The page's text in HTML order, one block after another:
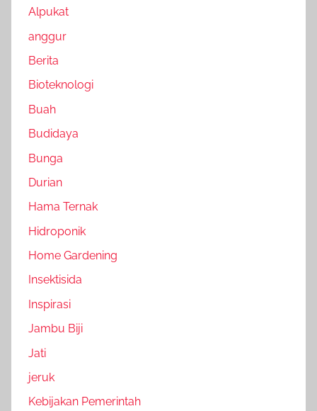
Alpukat
anggur
Berita
Bioteknologi
Buah
Budidaya
Bunga
Durian
Hama Ternak
Hidroponik
Home Gardening
Insektisida
Inspirasi
Jambu Biji
Jati
jeruk
Kebijakan Pemerintah